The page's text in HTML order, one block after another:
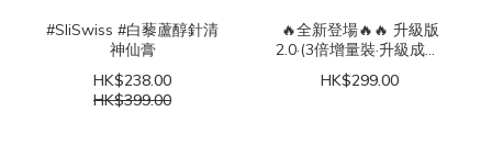
#SliSwiss #白藜蘆醇針清
神仙膏
HK$238.00
HK$399.00
🔥全新登場🔥🔥 升級版
2.0·(3倍增量裝·升級成份)
＃BOHATY 理療濃縮配方
#理療濃縮粉刺精華
HK$299.00